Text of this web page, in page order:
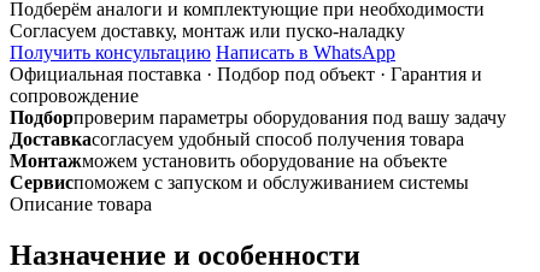
1м
(труба)
из
оцинкованной
стали
0,7
мм
Подберём аналоги и комплектующие при необходимости
Согласуем доставку, монтаж или пуско-наладку
Получить консультацию Написать в WhatsApp
Официальная поставка · Подбор под объект · Гарантия и
сопровождение
Подборпроверим параметры оборудования под вашу задачу
Доставкасогласуем удобный способ получения товара
Монтажможем установить оборудование на объекте
Сервиспоможем с запуском и обслуживанием системы
Описание товара
Назначение и особенности